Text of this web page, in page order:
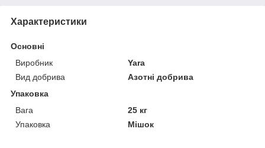
Характеристики
Основні
Виробник
Yara
Вид добрива
Азотні добрива
Упаковка
Вага
25 кг
Упаковка
Мішок